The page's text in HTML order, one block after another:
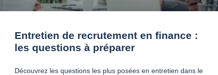
Entretien de recrutement en finance :
les questions à préparer
Découvrez les questions les plus posées en entretien dans le